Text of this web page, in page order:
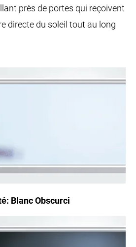
près de portes qui reçoivent
directe du soleil tout au long
Blanc Obscurci